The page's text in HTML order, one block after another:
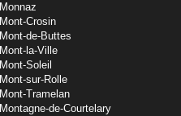
Monnaz
Mont-Crosin
Mont-de-Buttes
Mont-la-Ville
Mont-Soleil
Mont-sur-Rolle
Mont-Tramelan
Montagne-de-Courtelary